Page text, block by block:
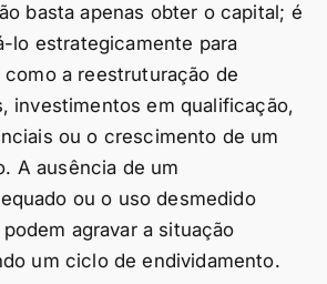
basta apenas obter o capital; é
lo estrategicamente para
a reestruturação de
investimentos em qualificação,
ou o crescimento de um
A ausência de um
ou o uso desmedido
agravar a situação
um ciclo de endividamento.